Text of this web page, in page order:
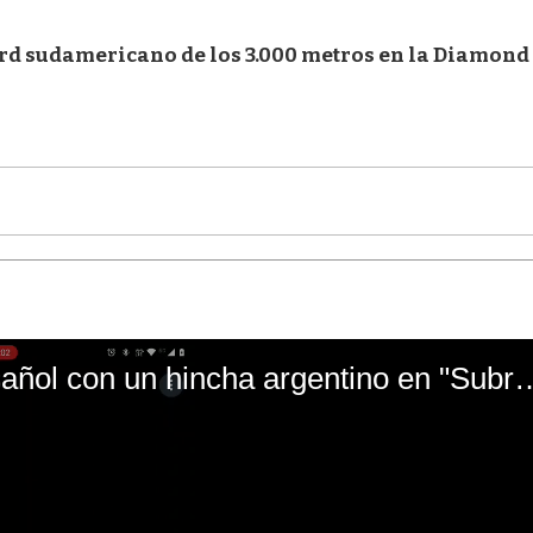
sudamericano de los 3.000 metros en la Diamond
El mal momento de Yanina